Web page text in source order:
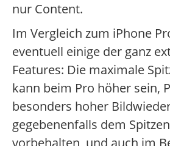
nur Content.
Im Vergleich zum iPhone
eventuell einige der ganz
Features: Die maximale
kann beim Pro höher sein,
besonders hoher
gegebenenfalls dem